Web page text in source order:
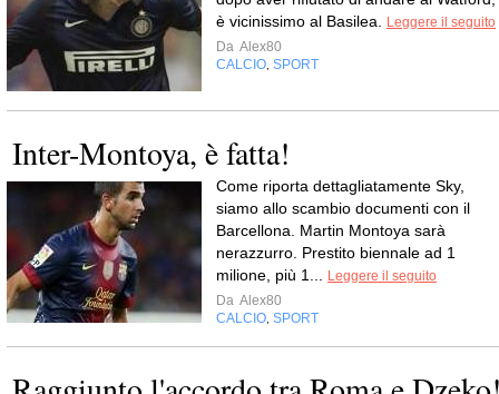
è vicinissimo al Basilea.
Leggere il seguito
Da Alex80
CALCIO SPORT
Inter-Montoya, è fatta!
Come riporta dettagliatamente Sky,
siamo allo scambio documenti con il
Barcellona. Martin Montoya sarà
nerazzurro. Prestito biennale ad 1
milione, più 1...
Leggere il seguito
Da Alex80
CALCIO SPORT